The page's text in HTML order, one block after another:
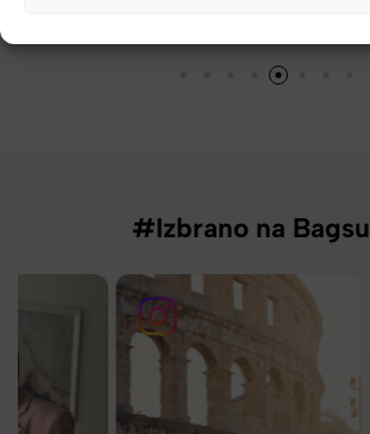
#Izbrano na Bagsu